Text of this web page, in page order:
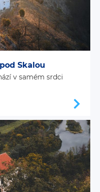
Skalou
v samém srdci